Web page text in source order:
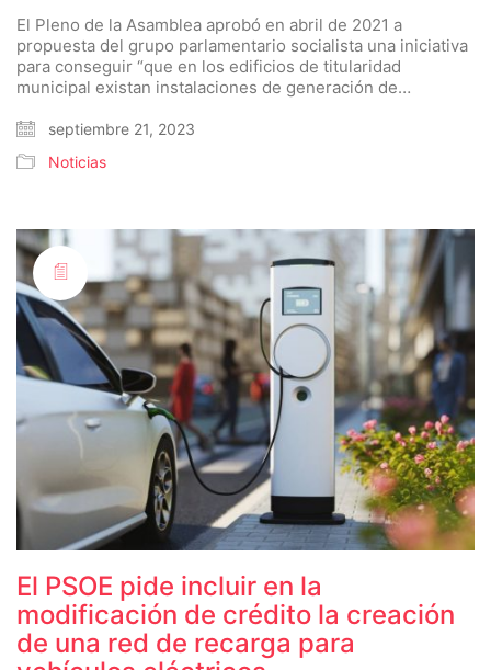
El Pleno de la Asamblea aprobó en abril de 2021 a
propuesta del grupo parlamentario socialista una iniciativa
para conseguir “que en los edificios de titularidad
municipal existan instalaciones de generación de…
septiembre 21, 2023
Noticias
El PSOE pide incluir en la
modificación de crédito la creación
de una red de recarga para